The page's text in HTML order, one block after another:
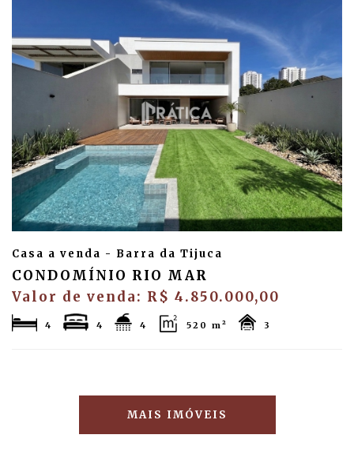
Casa a venda - Barra da Tijuca
CONDOMÍNIO RIO MAR
Valor de venda: R$ 4.850.000,00
4 4 4 520 m² 3
MAIS IMÓVEIS